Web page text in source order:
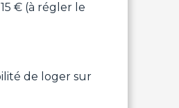
€ (à régler le
de loger sur